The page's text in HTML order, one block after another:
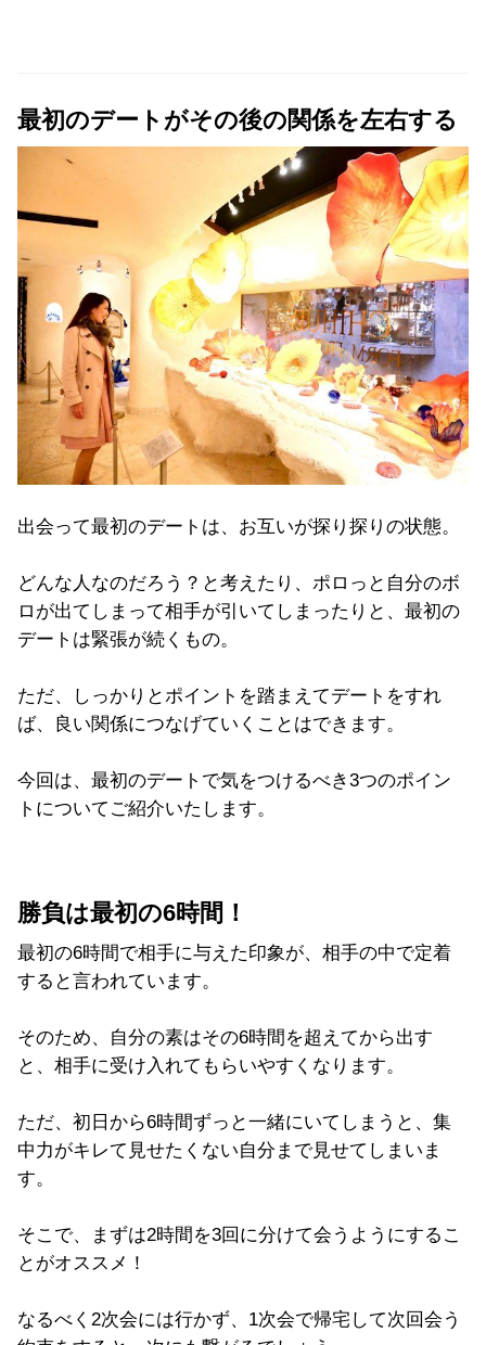
最初のデートがその後の関係を左右する
出会って最初のデートは、お互いが探り探りの状態。
どんな人なのだろう？と考えたり、ポロっと自分のボ
ロが出てしまって相手が引いてしまったりと、最初の
デートは緊張が続くもの。
ただ、しっかりとポイントを踏まえてデートをすれ
ば、良い関係につなげていくことはできます。
今回は、最初のデートで気をつけるべき3つのポイン
トについてご紹介いたします。
勝負は最初の6時間！
最初の6時間で相手に与えた印象が、相手の中で定着
すると言われています。
そのため、自分の素はその6時間を超えてから出す
と、相手に受け入れてもらいやすくなります。
ただ、初日から6時間ずっと一緒にいてしまうと、集
中力がキレて見せたくない自分まで見せてしまいま
す。
そこで、まずは2時間を3回に分けて会うようにするこ
とがオススメ！
なるべく2次会には行かず、1次会で帰宅して次回会う